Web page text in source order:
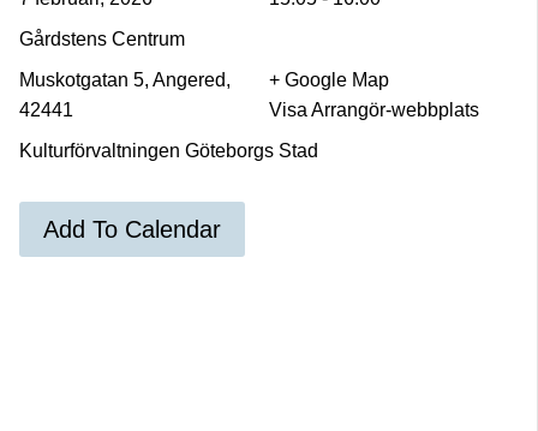
Gårdstens Centrum
Muskotgatan 5, Angered,
42441
+ Google Map
Kulturförvaltningen Göteborgs Stad
Visa Arrangör-webbplats
Add To Calendar